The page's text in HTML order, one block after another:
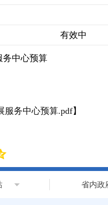
有效中
务中心预算
服务中心预算.pdf】
省内政